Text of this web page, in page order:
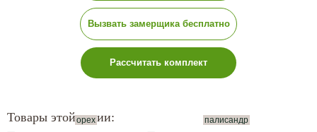
Вызвать замерщика бесплатно
Рассчитать комплект
Товары этой серии:
орех палисандр